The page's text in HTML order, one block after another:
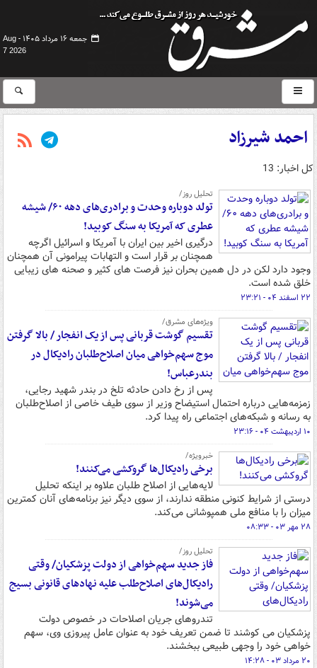
جمعه ۱۶ مرداد ۱۴۰۵ -
Aug
7 2026
احمد شیرزاد
کل اخبار: 13
تحلیل روز/
تولد دوباره وحدت و برادری‌های دهه ۶۰/ شیشه
عطری که آمریکا به سنگ کوبید!
درگیری اخیر بین ایران با آمریکا و اسرائیل اگرچه
همچنان بر قرار است و التهابات پیرامونی آن همچنان
وجود دارد لکن در دل همین بحران نیز فرصت های کثیر و صحنه های زیبایی
خلق شده است.
۲۲ اسفند ۰۴ - ۲۳:۲۱
ویژه‌های مشرق/
تقسیم گوشت قربانی پس از یک انفجار / بالا گرفتن
موج سهم‌خواهی میان اصلاح‌طلبان رادیکال در
بندرعباس!
پس از رخ دادن حادثه تلخ در بندر شهید رجایی،
زمزمه‌هایی درباره احتمال استیضاح وزیر از سوی طیف خاصی از اصلاح‌طلبان
به رسانه‌ و شبکه‌های اجتماعی راه پیدا کرد.
۱۰ اردیبهشت ۰۴ - ۲۳:۱۶
خبرویژه/
برخی رادیکال‌ها گروکشی می‌کنند!
لایه‌هایی از اصلاح طلبان علاوه بر اینکه تحلیل
درستی از شرایط کنونی منطقه ندارند، از سوی دیگر نیز برنامه‌های آنان کمترین
میزان را با منافع ملی همپوشانی می‌کند.
۲۸ مهر ۰۳ - ۰۸:۳۳
تحلیل روز/
فاز جدید سهم‌خواهی از دولت پزشکیان/ وقتی
رادیکال‌های اصلاح‌طلب علیه نهادهای قانونی بسیج
می‌شوند!
تندروهای جریان اصلاحات در خصوص دولت
پزشکیان می کوشند تا ضمن تعریف خود به عنوان عامل پیروزی وی، سهم
خواهی خود را وجهی طبیعی ببخشند.
۲۰ مرداد ۰۳ - ۱۴:۲۸